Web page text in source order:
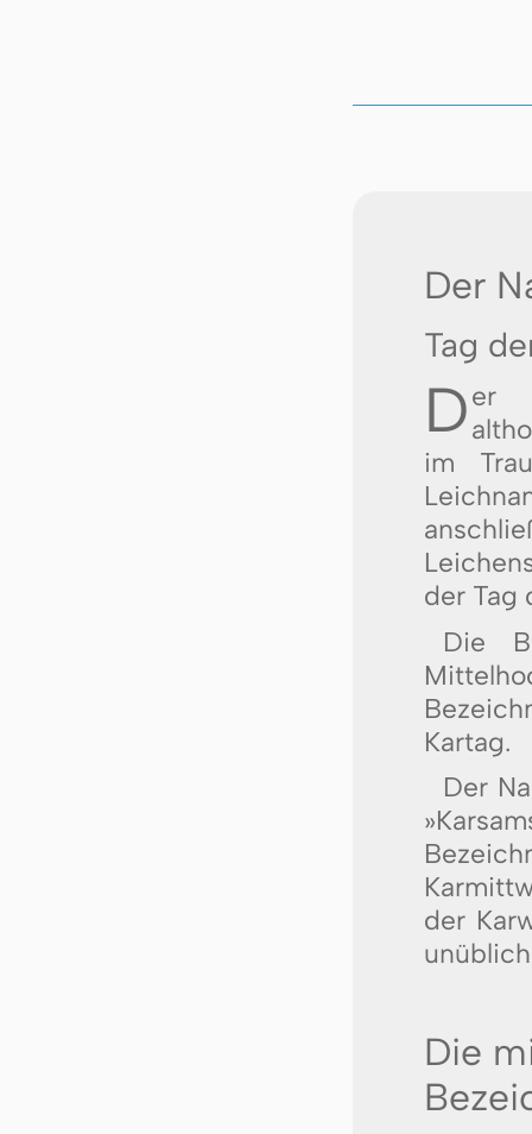
Der
Tag
D
im
der Tag
Die
Kartag.
Der
der
Die